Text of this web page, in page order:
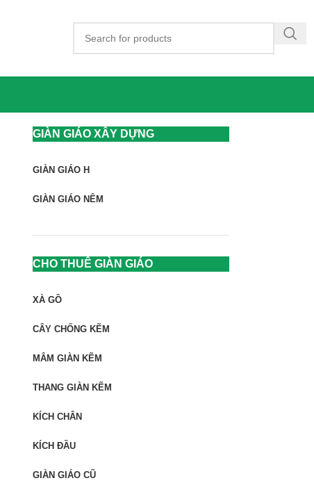
GIÀN GIÁO XÂY DỰNG
GIÀN GIÁO H
GIÀN GIÁO NÊM
CHO THUÊ GIÀN GIÁO
XÀ GỒ
CÂY CHỐNG KẼM
MÂM GIÀN KẼM
THANG GIÀN KẼM
KÍCH CHÂN
KÍCH ĐẦU
GIÀN GIÁO CŨ